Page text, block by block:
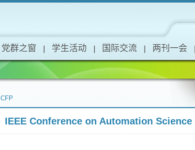
党群之窗 学生活动 国际交流 两刊一会
CFP
IEEE Conference on Automation